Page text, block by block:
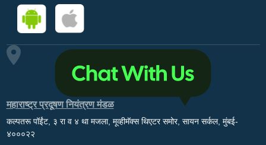
महाराष्ट्र प्रदूषण नियंत्रण मंडळ
कल्पतरू पॉईंट, ३ रा व ४ था मजला, मूव्हीमॅक्स थिएटर समोर, सायन सर्कल, मुंबई-
४०००२२